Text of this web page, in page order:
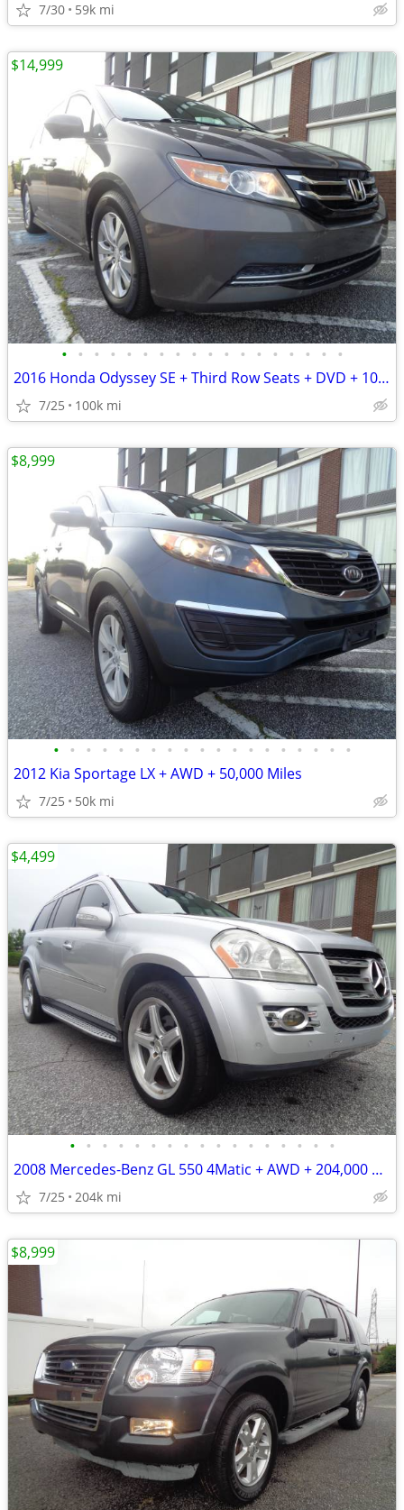
7/30 59k mi
• • • • • • • • • • • • • • • • • •
2016 Honda Odyssey SE + Third Row Seats + DVD + 100,000 Miles
7/25 100k mi
$14,999
• • • • • • • • • • • • • • • • • • •
2012 Kia Sportage LX + AWD + 50,000 Miles
7/25 50k mi
$8,999
• • • • • • • • • • • • • • • • •
2008 Mercedes-Benz GL 550 4Matic + AWD + 204,000 Miles
7/25 204k mi
$4,499
$8,999